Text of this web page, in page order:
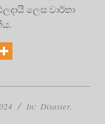
ලෙස වාර්තා
In: Disaster,